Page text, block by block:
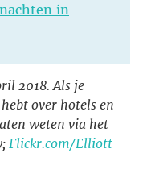
in
2018. Als je
over hotels en
weten via het
Flickr.com/Elliott